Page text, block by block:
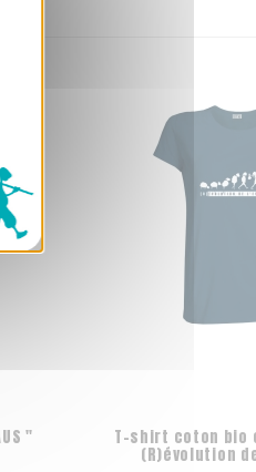
" T-shirt coton bio
(R)évolution